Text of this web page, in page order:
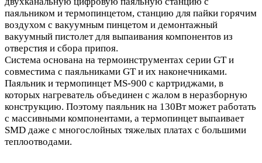
паяльником и термопинцетом, станцию для пайки горячим
воздухом с вакуумным пинцетом и демонтажный
вакуумный пистолет для выпаивания компонентов из
отверстия и сбора припоя.
Система основана на термоинструментах серии GT и
совместима с паяльниками GT и их наконечниками.
Паяльник и термопинцет MS-900 с картриджами, в
которых нагреватель объединен с жалом в неразборную
конструкцию. Поэтому паяльник на 130Вт может работать
с массивными компонентами, а термопинцет выпаивает
SMD даже с многослойных тяжелых платах с большими
теплоотводами.